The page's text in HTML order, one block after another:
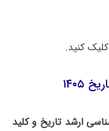
کلیک کنید.
ارشد تاریخ و کلید